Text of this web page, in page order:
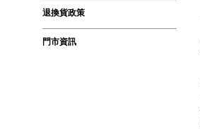
退換貨政策
門市資訊